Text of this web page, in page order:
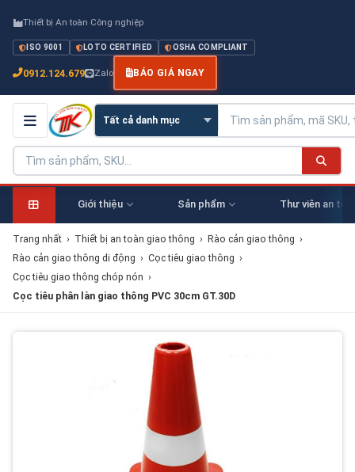
Thiết bị An toàn Công nghiệp
ISO 9001 LOTO CERTIFIED OSHA COMPLIANT
0912.124.679 Zalo BÁO GIÁ NGAY
Giới thiệu Sản phẩm Thư viên an
Trang nhất › Thiết bị an toàn giao thông › Rào cản giao thông ›
Rào cản giao thông di động › Cọc tiêu giao thông ›
Cọc tiêu giao thông chóp nón ›
Cọc tiêu phân làn giao thông PVC 30cm GT.30D